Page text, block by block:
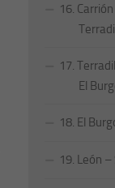
16.
17.
El Burgo
18. El
19. León